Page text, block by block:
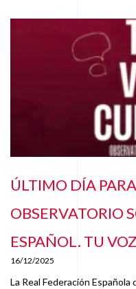
ÚLTIMO DÍA
OBSERVATORIO
ESPAÑOL. TU
16/12/2025
La Real Federación Española